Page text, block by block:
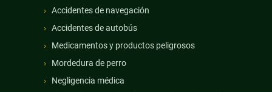
Accidentes de navegación
Accidentes de autobús
Medicamentos y productos peligrosos
Mordedura de perro
Negligencia médica